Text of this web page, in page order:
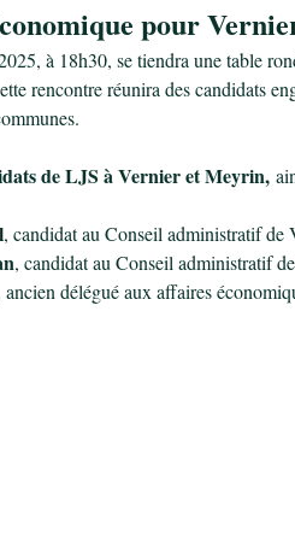
pour
à 18h30, se tiendra une table
rencontre réunira des candidats
de LJS à Vernier et Meyrin,
, candidat au Conseil administratif de
, candidat au Conseil administratif
ancien délégué aux affaires